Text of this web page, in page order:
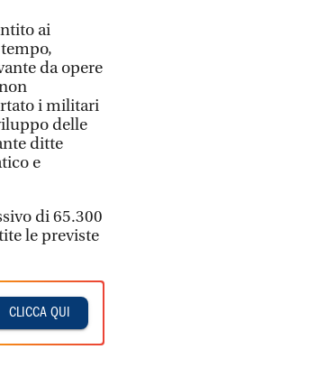
ai
da opere
i militari
delle
ditte
e
di 65.300
le previste
CLICCA QUI